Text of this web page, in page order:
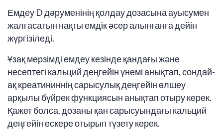
Емдеу D дәруменінің қолдау дозасына ауысумен
жалғасатын нақты емдік әсер алынғанға дейін
жүргізіледі.
Ұзақ мерзімді емдеу кезінде қандағы және
несептегі кальций деңгейін үнемі анықтап, сондай-
ақ креатининнің сарысулық деңгейін өлшеу
арқылы бүйрек функциясын анықтап отыру керек.
Қажет болса, дозаны қан сарысуындағы кальций
деңгейін ескере отырып түзету керек.